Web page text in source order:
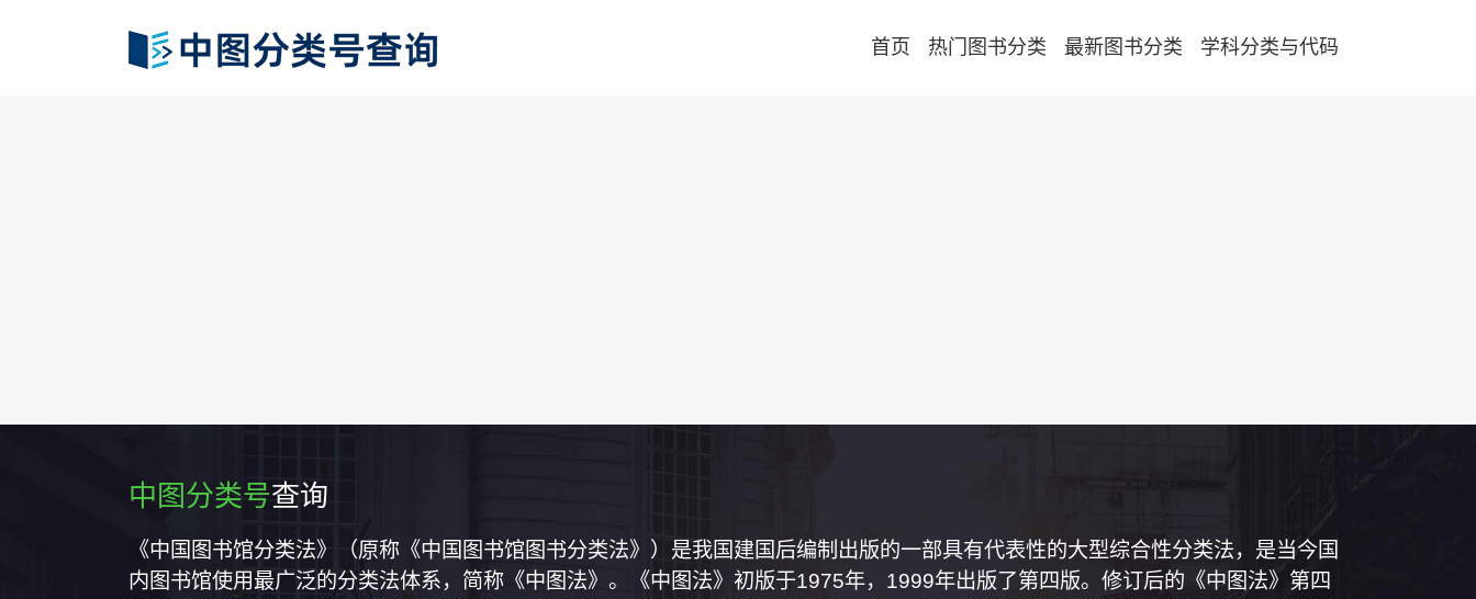
首页 热门图书分类 最新图书分类 学科分类与代码
中图分类号查询
《中国图书馆分类法》（原称《中国图书馆图书分类法》）是我国建国后编制出版的一部具有代表性的大型综合性分类法，是当今国
内图书馆使用最广泛的分类法体系，简称《中图法》。《中图法》初版于1975年，1999年出版了第四版。修订后的《中图法》第四